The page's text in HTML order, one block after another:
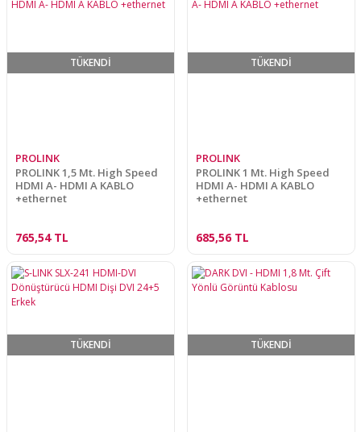
TÜKENDİ
PROLINK
PROLINK 1,5 Mt. High Speed
HDMI A- HDMI A KABLO
+ethernet
765,54 TL
TÜKENDİ
PROLINK
PROLINK 1 Mt. High Speed
HDMI A- HDMI A KABLO
+ethernet
685,56 TL
TÜKENDİ TÜKENDİ